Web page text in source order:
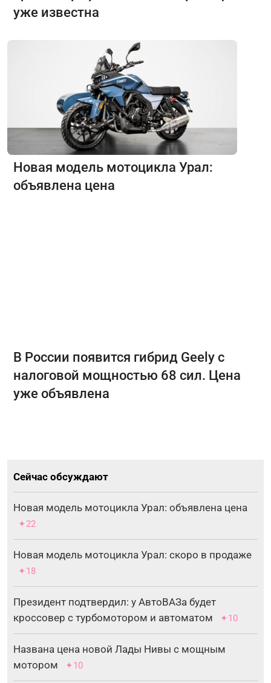
уже известна
Новая модель мотоцикла Урал:
объявлена цена
В России появится гибрид Geely с
налоговой мощностью 68 сил. Цена
уже объявлена
Сейчас обсуждают
Новая модель мотоцикла Урал: объявлена цена
✦22
Новая модель мотоцикла Урал: скоро в продаже
✦18
Президент подтвердил: у АвтоВАЗа будет
кроссовер с турбомотором и автоматом
✦10
Названа цена новой Лады Нивы с мощным
мотором
✦10